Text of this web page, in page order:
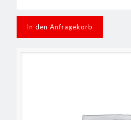
In den Anfragekorb